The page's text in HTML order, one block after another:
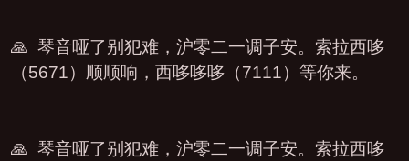
🙏 琴音哑了别犯难，沪零二一调子安。索拉西哆
（5671）顺顺响，西哆哆哆（7111）等你来。
🙏 琴音哑了别犯难，沪零二一调子安。索拉西哆